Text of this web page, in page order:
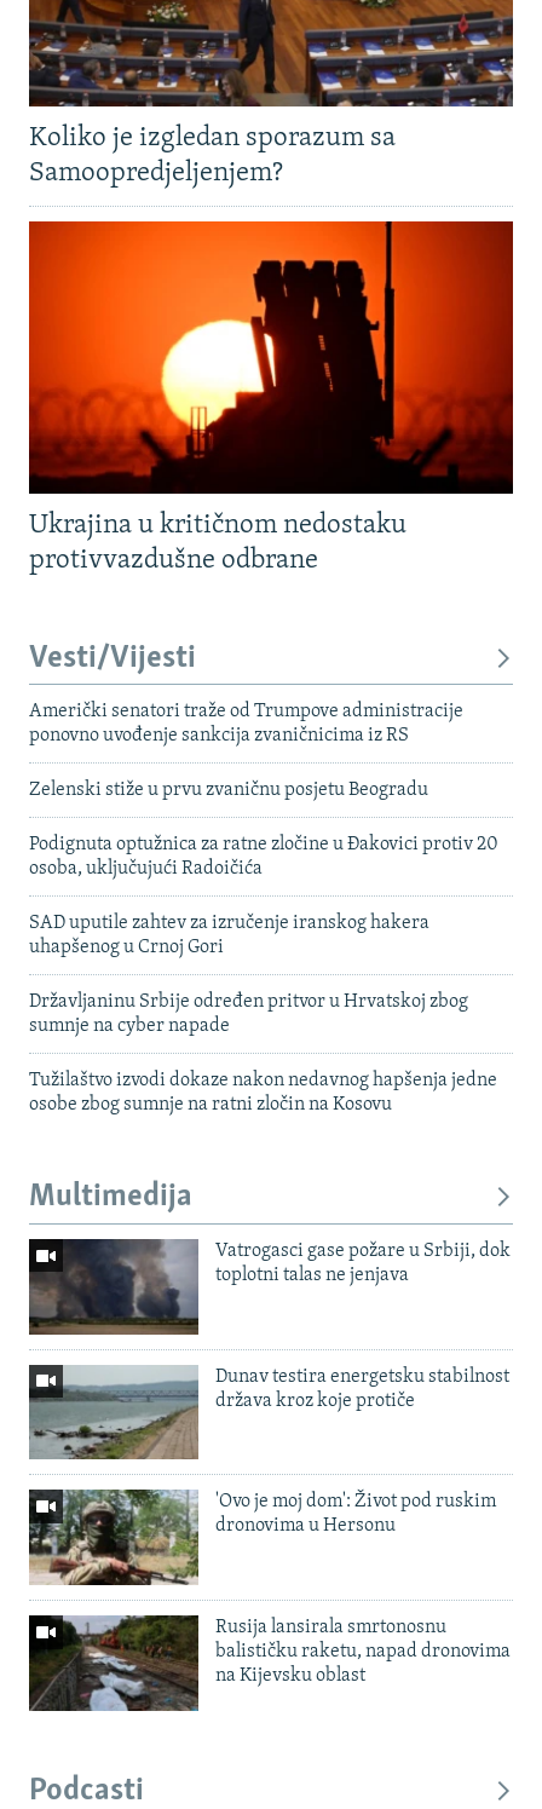
Koliko je izgledan sporazum sa
Samoopredjeljenjem?
Ukrajina u kritičnom nedostaku
protivvazdušne odbrane
Vesti/Vijesti
Američki senatori traže od Trumpove administracije
ponovno uvođenje sankcija zvaničnicima iz RS
Zelenski stiže u prvu zvaničnu posjetu Beogradu
Podignuta optužnica za ratne zločine u Đakovici protiv 20
osoba, uključujući Radoičića
SAD uputile zahtev za izručenje iranskog hakera
uhapšenog u Crnoj Gori
Državljaninu Srbije određen pritvor u Hrvatskoj zbog
sumnje na cyber napade
Tužilaštvo izvodi dokaze nakon nedavnog hapšenja jedne
osobe zbog sumnje na ratni zločin na Kosovu
Multimedija
Vatrogasci gase požare u Srbiji, dok
toplotni talas ne jenjava
Dunav testira energetsku stabilnost
država kroz koje protiče
'Ovo je moj dom': Život pod ruskim
dronovima u Hersonu
Rusija lansirala smrtonosnu
balističku raketu, napad dronovima
na Kijevsku oblast
Podcasti